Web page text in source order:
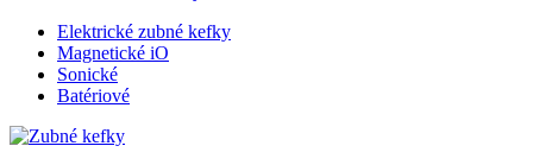
Elektrické zubné kefky
Magnetické iO
Sonické
Batériové